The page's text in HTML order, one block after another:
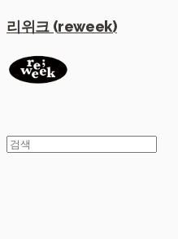
리위크 (reweek)